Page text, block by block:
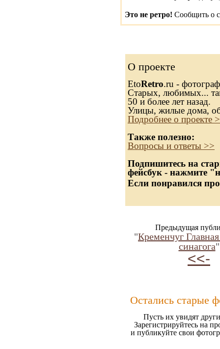
Это не ретро! Сообщить о
О проекте
EtoRetro.ru -
Старых, любимых...
50 и более лет назад.
Улицы, жилые дома,
Подробнее о проекте
Также полезно:
Вопросы и ответы >>
Подпишитесь на
фейсбук - нажмите
Если понравился
Предыдущая
"Кременчуг
синагога"
<<-
Остались старые
Пусть их увидят
Зарегистрируйтесь на
и публикуйте свои